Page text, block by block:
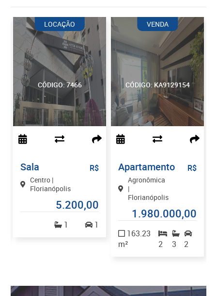
CÓDIGO: 7466
LOCAÇÃO
Sala
Centro |
Florianópolis
R$
5.200,00
1 1
CÓDIGO: KA9129154
VENDA
Apartamento
Agronômica
|
Florianópolis
R$
1.980.000,00
163.23
m²
2 3 2